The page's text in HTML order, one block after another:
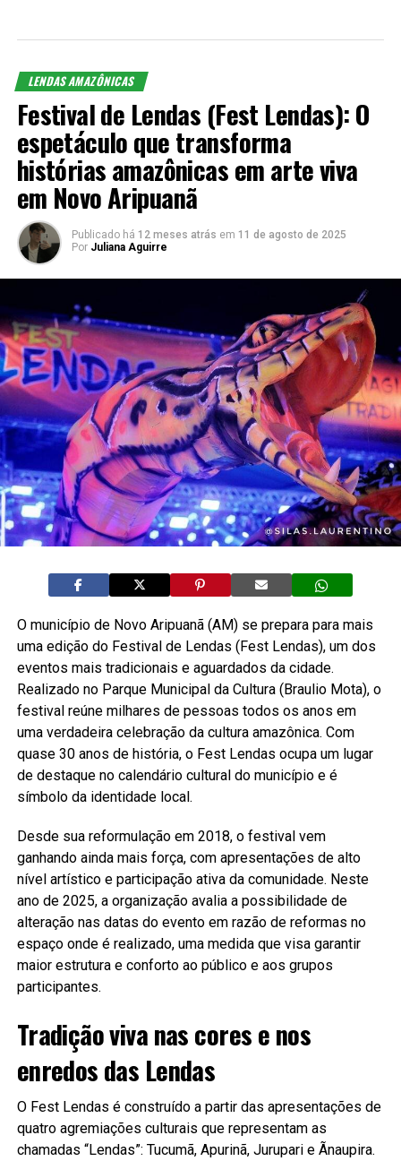
LENDAS AMAZÔNICAS
Festival de Lendas (Fest Lendas): O
espetáculo que transforma
histórias amazônicas em arte viva
em Novo Aripuanã
Publicado há 12 meses atrás em 11 de agosto de 2025
Por Juliana Aguirre
O município de Novo Aripuanã (AM) se prepara para mais
uma edição do Festival de Lendas (Fest Lendas), um dos
eventos mais tradicionais e aguardados da cidade.
Realizado no Parque Municipal da Cultura (Braulio Mota), o
festival reúne milhares de pessoas todos os anos em
uma verdadeira celebração da cultura amazônica. Com
quase 30 anos de história, o Fest Lendas ocupa um lugar
de destaque no calendário cultural do município e é
símbolo da identidade local.
Desde sua reformulação em 2018, o festival vem
ganhando ainda mais força, com apresentações de alto
nível artístico e participação ativa da comunidade. Neste
ano de 2025, a organização avalia a possibilidade de
alteração nas datas do evento em razão de reformas no
espaço onde é realizado, uma medida que visa garantir
maior estrutura e conforto ao público e aos grupos
participantes.
Tradição viva nas cores e nos
enredos das Lendas
O Fest Lendas é construído a partir das apresentações de
quatro agremiações culturais que representam as
chamadas “Lendas”: Tucumã, Apurinã, Jurupari e Ãnaupira.